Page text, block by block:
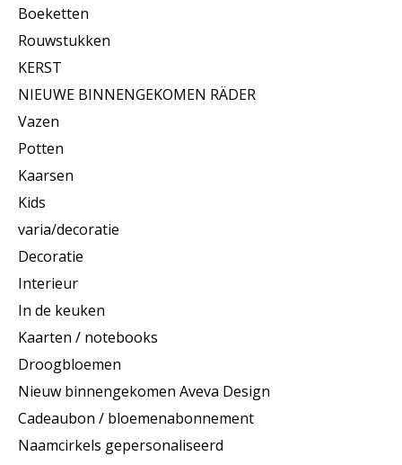
Boeketten
Rouwstukken
KERST
NIEUWE BINNENGEKOMEN RÄDER
Vazen
Potten
Kaarsen
Kids
varia/decoratie
Decoratie
Interieur
In de keuken
Kaarten / notebooks
Droogbloemen
Nieuw binnengekomen Aveva Design
Cadeaubon / bloemenabonnement
Naamcirkels gepersonaliseerd